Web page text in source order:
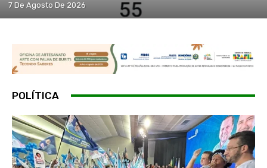
7 De Agosto De 2026
POLÍTICA